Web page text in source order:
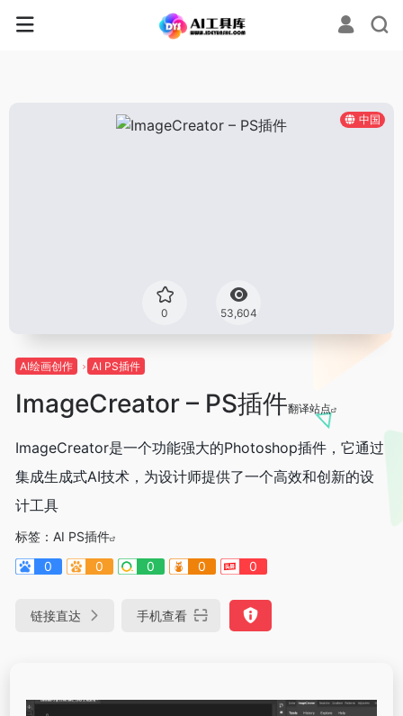
中国
0 53,604
AI绘画创作 AI PS插件
ImageCreator – PS插件翻译站点
ImageCreator是一个功能强大的Photoshop插件，它通过
集成生成式AI技术，为设计师提供了一个高效和创新的设
计工具
标签： AI PS插件
0
0 0 0 0
链接直达 手机查看